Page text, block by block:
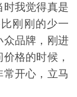
时我觉得真是
刚刚的少一
众品牌，刚进
格的时候，
开心，立马